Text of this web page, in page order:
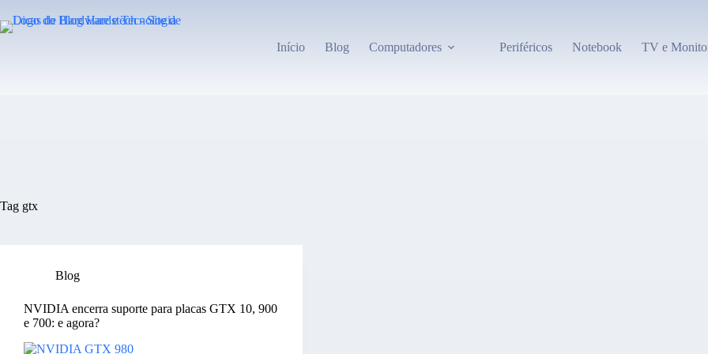
para
o
Início Blog Computadores Periféricos Notebook TV e
Tag gtx
Blog
NVIDIA encerra suporte para placas GTX 10, 900
e 700: e agora?